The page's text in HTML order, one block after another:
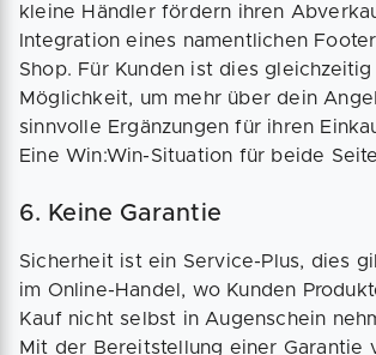
kleine Händler fördern ihren
Integration eines namentlichen
Shop. Für Kunden ist dies
Möglichkeit, um mehr über dein
sinnvolle Ergänzungen für ihren
Eine Win:Win-Situation für beide
6. Keine Garantie
Sicherheit ist ein Service-Plus, dies
im Online-Handel, wo Kunden
Kauf nicht selbst in Augenschein
Mit der Bereitstellung einer Garantie